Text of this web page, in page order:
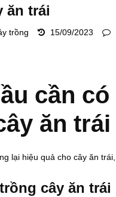
ăn trái
trồng 15/09/2023
cần
ăn trái
lại hiệu quả cho cây ăn
cây ăn trái